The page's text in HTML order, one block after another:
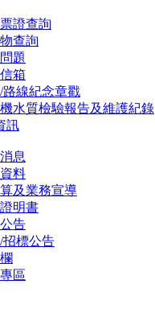
證查詢
查詢
題
箱
路線紀念章戳
水質檢驗報告及維護紀錄
訊
息
料
及業務宣導
明書
告
招標公告
區